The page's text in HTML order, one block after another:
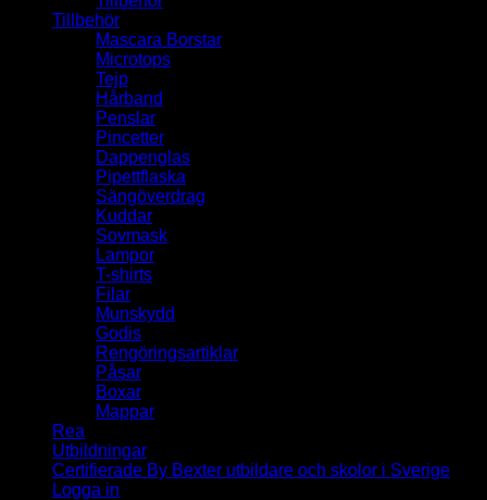
Tillbehör
Mascara Borstar
Microtops
Tejp
Hårband
Penslar
Pincetter
Dappenglas
Pipettflaska
Sängöverdrag
Kuddar
Sovmask
Lampor
T-shirts
Filar
Munskydd
Godis
Rengöringsartiklar
Påsar
Boxar
Mappar
Rea
Utbildningar
Certifierade By Bexter utbildare och skolor i Sverige
Logga in